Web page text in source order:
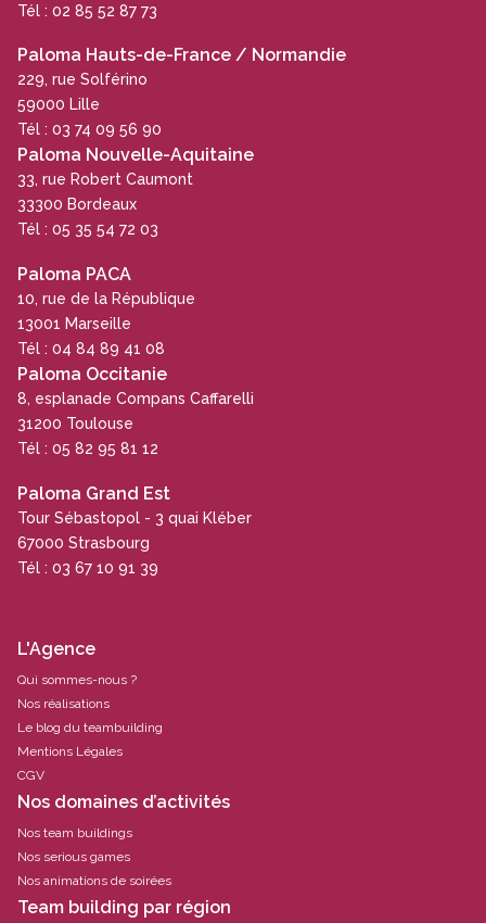
Tél : 02 85 52 87 73
Paloma Hauts-de-France / Normandie
229, rue Solférino
59000 Lille
Tél : 03 74 09 56 90
Paloma Nouvelle-Aquitaine
33, rue Robert Caumont
33300 Bordeaux
Tél : 05 35 54 72 03
Paloma PACA
10, rue de la République
13001 Marseille
Tél : 04 84 89 41 08
Paloma Occitanie
8, esplanade Compans Caffarelli
31200 Toulouse
Tél : 05 82 95 81 12
Paloma Grand Est
Tour Sébastopol - 3 quai Kléber
67000 Strasbourg
Tél : 03 67 10 91 39
L'Agence
Qui sommes-nous ?
Nos réalisations
Le blog du teambuilding
Mentions Légales
CGV
Nos domaines d’activités
Nos team buildings
Nos serious games
Nos animations de soirées
Team building par région